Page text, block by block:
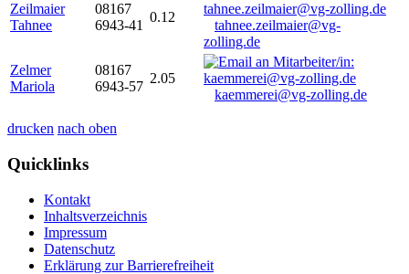
Zeilmaier
Tahnee
08167
6943-41
0.12
tahnee.zeilmaier@vg-
zolling.de
Zelmer
Mariola
08167
6943-57
2.05
kaemmerei@vg-zolling.de
drucken nach oben
Quicklinks
Kontakt
Inhaltsverzeichnis
Impressum
Datenschutz
Erklärung zur Barrierefreiheit